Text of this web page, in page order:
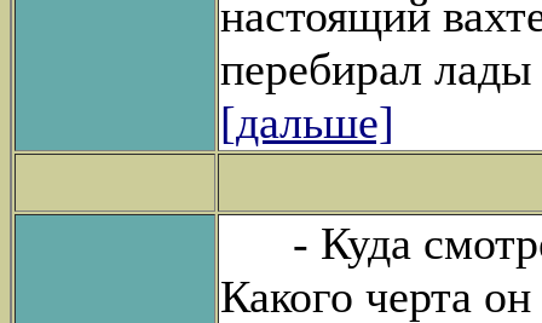
настоящий
перебирал
[дальше]
- Куда
Какого черта